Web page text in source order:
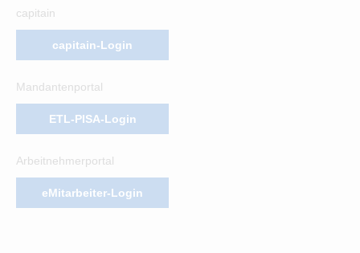
capitain
capitain-Login
Mandantenportal
ETL-PISA-Login
Arbeitnehmerportal
eMitarbeiter-Login